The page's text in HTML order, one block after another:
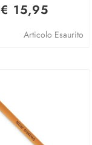
€ 15,95
Articolo Esaurito